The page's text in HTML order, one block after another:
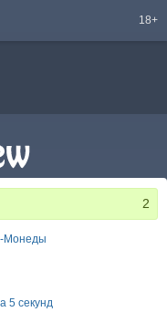
18+
2
Монеды
5 секунд